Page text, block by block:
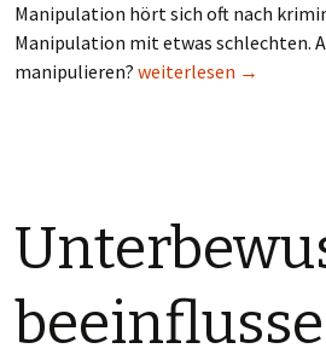
Manipulation hört sich oft nach
Manipulation mit etwas schlechten.
manipulieren? Unterbewusstsein
weiterlesen →